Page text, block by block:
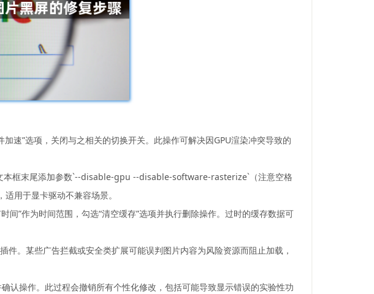
”选项，关闭与之相关的切换开关。此操作可解决因GPU渲染冲突导致的
本框末尾添加参数`--disable-gpu --disable-software-rasterize`（注意空格
用于显卡驱动不兼容场景。
”作为时间范围，勾选“清空缓存”选项并执行删除操作。过时的缓存数据可
。某些广告拦截或安全类扩展可能误判图片内容为风险资源而阻止加载，
操作。此过程会撤销所有个性化修改，包括可能导致显示错误的实验性功